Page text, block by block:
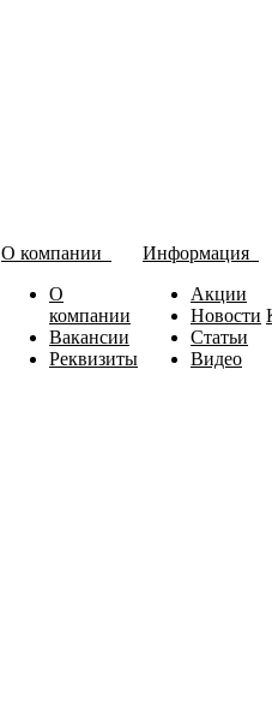
О компании
О
компании
Вакансии
Реквизиты
Информация
Акции
Новости
Статьи
Видео